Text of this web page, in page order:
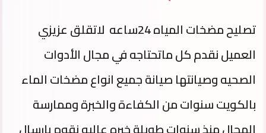
تصليح مضخات المياه 24ساعه لاتقلق عزيزي
العميل نقدم كل ماتحتاجه في مجال الأدوات
الصحيه وصيانتها صيانة جميع انواع مضخات الماء
بالكويت سنوات من الكفاءة والخبرة وممارسة